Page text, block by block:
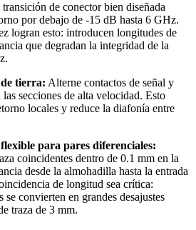
de conector bien diseñada
por debajo de -15 dB hasta 6 GHz.
logran esto: introducen longitudes de
que degradan la integridad de la
tierra: Alterne contactos de señal y
secciones de alta velocidad. Esto
locales y reduce la diafonía entre
para pares diferenciales:
coincidentes dentro de 0.1 mm en la
desde la almohadilla hasta la entrada
de longitud sea crítica:
se convierten en grandes desajustes
traza de 3 mm.